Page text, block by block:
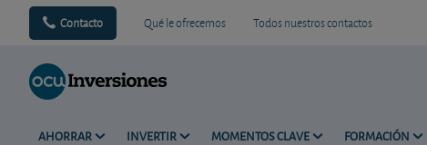
Contacto Qué le ofrecemos Todos nuestros contactos
AHORRAR INVERTIR MOMENTOS CLAVE FORMACIÓN